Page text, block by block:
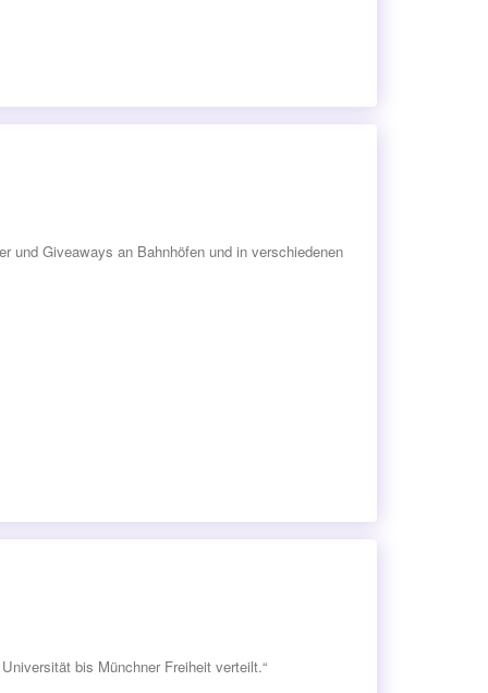
und Giveaways an Bahnhöfen und in verschiedenen
bis Münchner Freiheit verteilt.“